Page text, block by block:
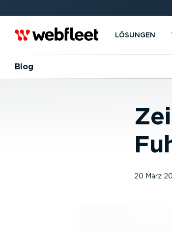
LÖSUNGEN
Blog
20 März